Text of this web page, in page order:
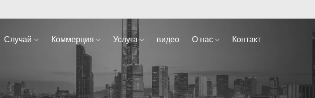
Случай Коммерция Услуга видео О нас Контакт